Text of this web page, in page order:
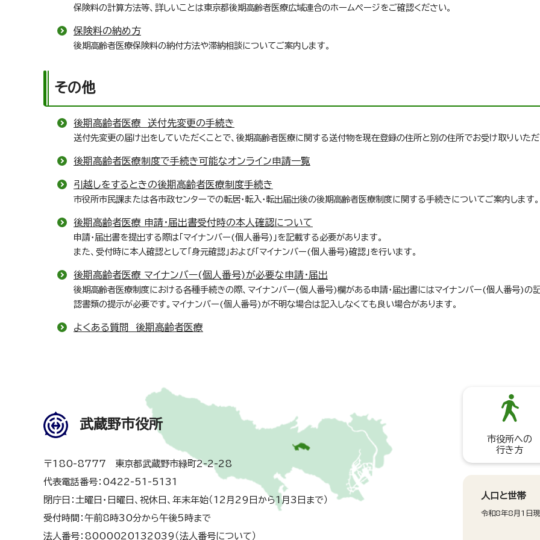
保険料の計算方法等、詳しいことは東京都後期高齢者医療広域連合のホームページをご確認ください。
保険料の納め方
後期高齢者医療保険料の納付方法や滞納相談についてご案内します。
その他
後期高齢者医療 送付先変更の手続き
送付先変更の届け出をしていただくことで、後期高齢者医療に関する送付物を現在登録の住所と別の住所でお受け取りいただ
後期高齢者医療制度で手続き可能なオンライン申請一覧
引越しをするときの後期高齢者医療制度手続き
市役所市民課または各市政センターでの転居・転入・転出届出後の後期高齢者医療制度に関する手続きについてご案内します。
後期高齢者医療 申請・届出書受付時の本人確認について
申請・届出書を提出する際は「マイナンバー(個人番号)」を記載する必要があります。
また、受付時に本人確認として「身元確認」および「マイナンバー(個人番号)確認」を行います。
後期高齢者医療 マイナンバー(個人番号)が必要な申請・届出
後期高齢者医療制度における各種手続きの際、マイナンバー(個人番号)欄がある申請・届出書にはマイナンバー(個人番号)の
認書類の提示が必要です。マイナンバー(個人番号)が不明な場合は記入しなくても良い場合があります。
よくある質問 後期高齢者医療
武蔵野市役所
〒180-8777 東京都武蔵野市緑町2-2-28
代表電話番号：0422-51-5131
閉庁日：土曜日・日曜日、祝休日、年末年始（12月29日から1月3日まで）
受付時間：午前8時30分から午後5時まで
法人番号：8000020132039（ 法人番号について ）
市役所への
行き方
人口と世帯
令和8年8月1日